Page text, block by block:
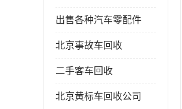
出售各种汽车零配件
北京事故车回收
二手客车回收
北京黄标车回收公司